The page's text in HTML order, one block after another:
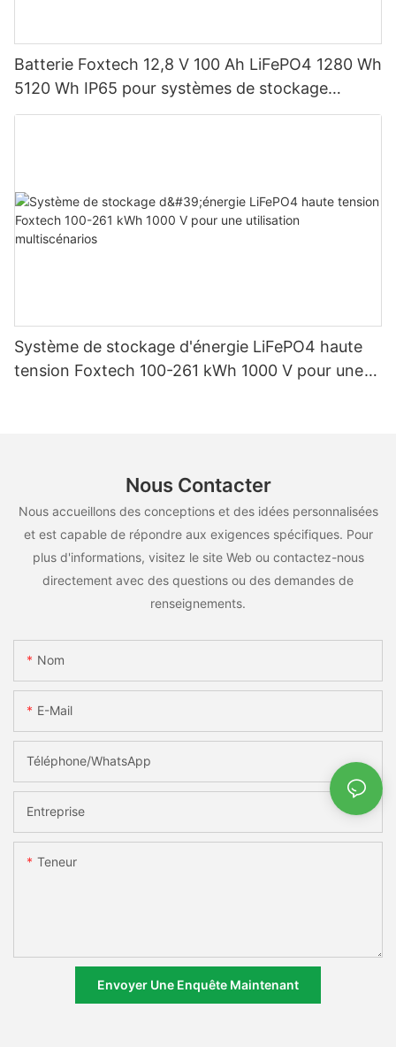
Batterie Foxtech 12,8 V 100 Ah LiFePO4 1280 Wh
5120 Wh IP65 pour systèmes de stockage
d'énergie solaire domestique
Système de stockage d'énergie LiFePO4 haute
tension Foxtech 100-261 kWh 1000 V pour une
Nous Contacter
Nous accueillons des conceptions et des idées personnalisées
et est capable de répondre aux exigences spécifiques. Pour
plus d'informations, visitez le site Web ou contactez-nous
directement avec des questions ou des demandes de
renseignements.
Nom
E-Mail
Téléphone/WhatsApp
Entreprise
Teneur
Envoyer Une Enquête Maintenant